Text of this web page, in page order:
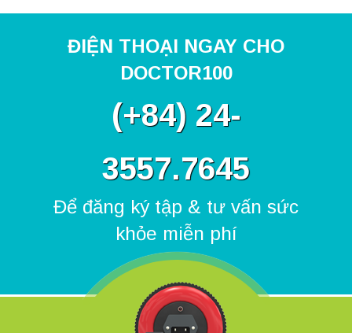
ĐIỆN THOẠI NGAY CHO
DOCTOR100
(+84) 24-
3557.7645
Để đăng ký tập & tư vấn sức
khỏe miễn phí